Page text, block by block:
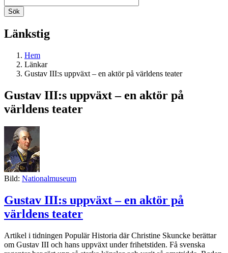
Länkstig
Hem
Länkar
Gustav III:s uppväxt – en aktör på världens teater
Gustav III:s uppväxt – en aktör på
världens teater
Bild: Nationalmuseum
Gustav III:s uppväxt – en aktör på
världens teater
Artikel i tidningen Populär Historia där Christine Skuncke berättar
om Gustav III och hans uppväxt under frihetstiden. Få svenska